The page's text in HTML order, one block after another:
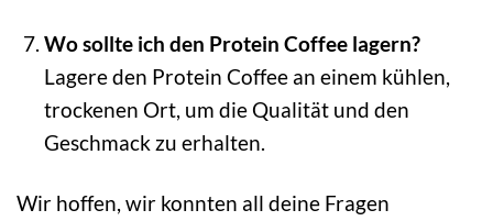
Wo sollte ich den Protein Coffee lagern?
Lagere den Protein Coffee an einem kühlen,
trockenen Ort, um die Qualität und den
Geschmack zu erhalten.
Wir hoffen, wir konnten all deine Fragen